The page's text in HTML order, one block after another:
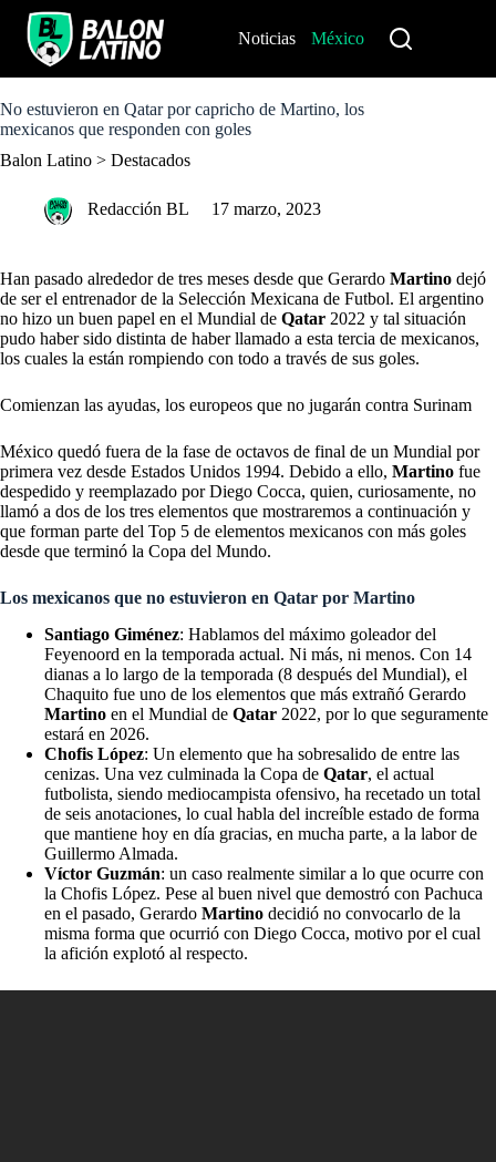
o
c
n
Noticias México
No estuvieron en Qatar por capricho de Martino, los
mexicanos que responden con goles
Balon Latino > Destacados
Redacción BL 17 marzo, 2023
Han pasado alrededor de tres meses desde que Gerardo Martino dejó
de ser el entrenador de la Selección Mexicana de Futbol. El argentino
no hizo un buen papel en el Mundial de Qatar 2022 y tal situación
pudo haber sido distinta de haber llamado a esta tercia de mexicanos,
los cuales la están rompiendo con todo a través de sus goles.
Comienzan las ayudas, los europeos que no jugarán contra Surinam
México quedó fuera de la fase de octavos de final de un Mundial por
primera vez desde Estados Unidos 1994. Debido a ello, Martino fue
despedido y reemplazado por Diego Cocca, quien, curiosamente, no
llamó a dos de los tres elementos que mostraremos a continuación y
que forman parte del Top 5 de elementos mexicanos con más goles
desde que terminó la Copa del Mundo.
Los mexicanos que no estuvieron en Qatar por Martino
Santiago Giménez: Hablamos del máximo goleador del
Feyenoord en la temporada actual. Ni más, ni menos. Con 14
dianas a lo largo de la temporada (8 después del Mundial), el
Chaquito fue uno de los elementos que más extrañó Gerardo
Martino en el Mundial de Qatar 2022, por lo que seguramente
estará en 2026.
Chofis López: Un elemento que ha sobresalido de entre las
cenizas. Una vez culminada la Copa de Qatar, el actual
futbolista, siendo mediocampista ofensivo, ha recetado un total
de seis anotaciones, lo cual habla del increíble estado de forma
que mantiene hoy en día gracias, en mucha parte, a la labor de
Guillermo Almada.
Víctor Guzmán: un caso realmente similar a lo que ocurre con
la Chofis López. Pese al buen nivel que demostró con Pachuca
en el pasado, Gerardo Martino decidió no convocarlo de la
misma forma que ocurrió con Diego Cocca, motivo por el cual
la afición explotó al respecto.